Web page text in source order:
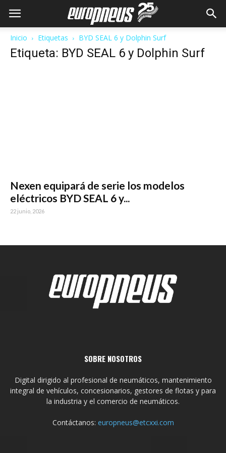
Inicio Etiquetas BYD SEAL 6 y Dolphin Surf
Etiqueta: BYD SEAL 6 y Dolphin Surf
Nexen equipará de serie los modelos
eléctricos BYD SEAL 6 y...
22 junio, 2026
SOBRE NOSOTROS
Digital dirigido al profesional de neumáticos, mantenimiento
integral de vehículos, concesionarios, gestores de flotas y para
la industria y el comercio de neumáticos.
Contáctanos: europneus@etcxxi.com